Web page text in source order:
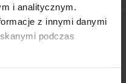
i analitycznym.
z innymi danymi
podczas
w dniach